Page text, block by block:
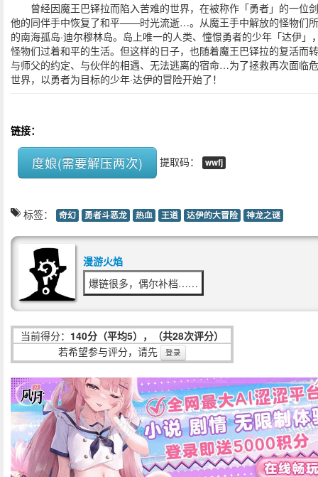
曾经因魔王巴铎拉而陷入苦难的世界，在被称作「勇者」的一位
他的同伴手中恢复了和平——时光流逝…。从魔王手中解放的怪物们
的南海孤岛·迪尔穆林岛。岛上唯一的人类、憧憬勇者的少年「达伊」
怪物们过着和平的生活。但这样的日子，也随着魔王巴铎拉的复活而
与师父的约定、与伙伴的相遇、无法逃离的宿命…为了拯救再次面临
世界，以勇者为目标的少年·达伊的冒险开始了！
链接：
度娘(需要解压两次) 提取码： wwfj
标签： 奇幻 勇者斗恶龙 热血 王道 达伊的大冒险 神龙之谜
漫游火焰
爆链很多，偶尔补档……
当前得分： 140分（平均5），（共28次评分）
若希望参与评分，请先
登录